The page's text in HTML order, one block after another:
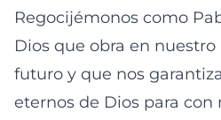
Regocijémonos como
Dios que obra en
futuro y que nos
eternos de Dios para con